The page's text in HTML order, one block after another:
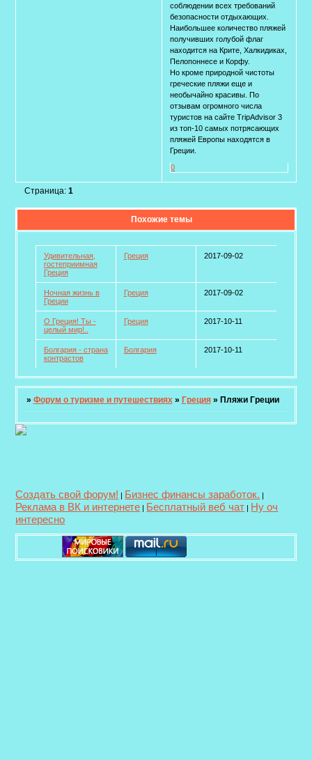
соблюдении всех требований
безопасности отдыхающих.
Наибольшее количество пляжей
получивших голубой флаг
находится на Крите, Халкидиках,
Пелопоннесе и Корфу.
Но кроме природной чистоты
греческие пляжи еще и
необычайно красивы. По
отзывам огромного числа
туристов на сайте TripAdvisor 3
из топ-10 самых потрясающих
пляжей Европы находятся в
Греции.
0
Страница: 1
Похожие темы
Удивительная,
гостеприимная
Греция
Греция 2017-09-02
Ночная жизнь в
Греции
Греция 2017-09-02
О Греция! Ты -
целый мир!..
Греция 2017-10-11
Болгария - страна
контрастов
Болгария 2017-10-11
» Форум о туризме и путешествиях » Греция » Пляжи Греции
Создать свой форум! | Бизнес финансы заработок. |
Реклама в ВК и интернете | Бесплатный веб чат | Ну оч
интересно